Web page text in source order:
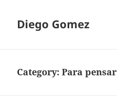
Diego Gomez
Category:Para pensar